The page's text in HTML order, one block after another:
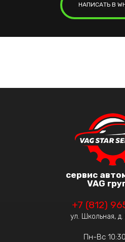
НАПИСАТЬ В
сервис
VAG
+7 (812)
ул. Школьная,
Пн-Вс